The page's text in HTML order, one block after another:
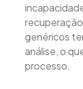
genéricos
análise, o
processo.